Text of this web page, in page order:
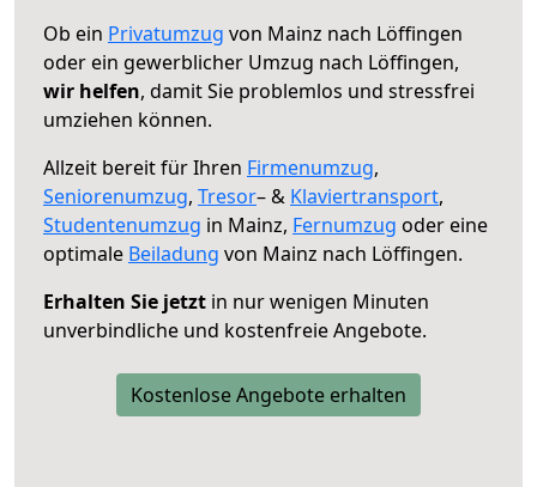
Ob ein Privatumzug von Mainz nach Löffingen
oder ein gewerblicher Umzug nach Löffingen,
wir helfen, damit Sie problemlos und stressfrei
umziehen können.
Allzeit bereit für Ihren Firmenumzug,
Seniorenumzug, Tresor– & Klaviertransport,
Studentenumzug in Mainz, Fernumzug oder eine
optimale Beiladung von Mainz nach Löffingen.
Erhalten Sie jetzt in nur wenigen Minuten
unverbindliche und kostenfreie Angebote.
Kostenlose Angebote erhalten